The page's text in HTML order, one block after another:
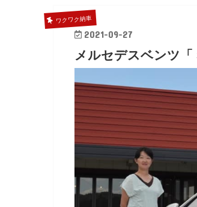
ワクワク納車
2021-09-27
メルセデスベンツ「